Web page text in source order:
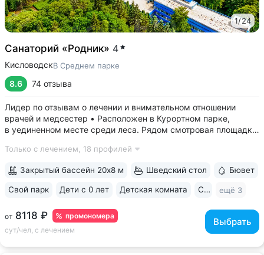
1/24
Санаторий «Родник» 4
КисловодскВ Среднем парке
8.6 74 отзыва
Лидер по отзывам о лечении и внимательном отношении
врачей и медсестер • Расположен в Курортном парке,
в уединенном месте среди леса. Рядом смотровая площадка.
пение птиц • Удобный выход в Нижний и Верхний парки:
Только с лечением, 18 профилей
промономера
от 8118 ₽
сут/чел, с лечением
Выбрать
Закрытый бассейн 20х8 м Шведский стол Бювет
Свой парк Дети с 0 лет Детская комната Спа ещё 3